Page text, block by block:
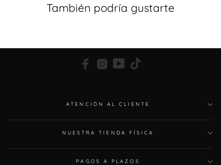
También podría gustarte
FacebookInstagram
YouTube
ATENCIÓN AL CLIENTE
NUESTRA TIENDA FÍSICA
PAGOS A PLAZOS